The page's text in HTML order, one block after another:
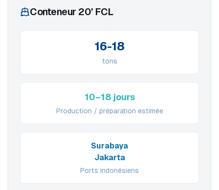
Conteneur 20’ FCL
16-18
tons
10–18 jours
Production / préparation estimée
Surabaya
Jakarta
Ports indonésiens